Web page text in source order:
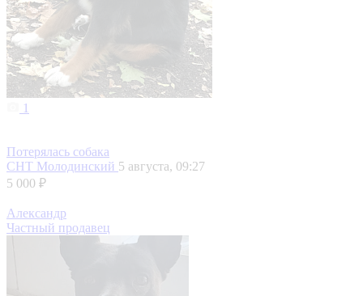
1
Потерялась собака
СНТ Молодинский 5 августа, 09:27
5 000 ₽
Александр
Частный продавец